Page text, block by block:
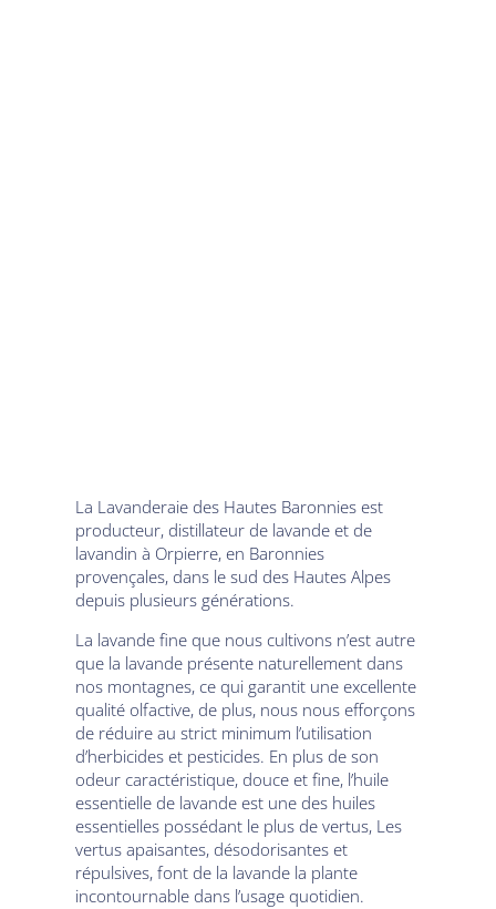
La Lavanderaie des Hautes Baronnies est
producteur, distillateur de lavande et de
lavandin à Orpierre, en Baronnies
provençales, dans le sud des Hautes Alpes
depuis plusieurs générations.
La lavande fine que nous cultivons n’est autre
que la lavande présente naturellement dans
nos montagnes, ce qui garantit une excellente
qualité olfactive, de plus, nous nous efforçons
de réduire au strict minimum l’utilisation
d’herbicides et pesticides. En plus de son
odeur caractéristique, douce et fine, l’huile
essentielle de lavande est une des huiles
essentielles possédant le plus de vertus, Les
vertus apaisantes, désodorisantes et
répulsives, font de la lavande la plante
incontournable dans l’usage quotidien.